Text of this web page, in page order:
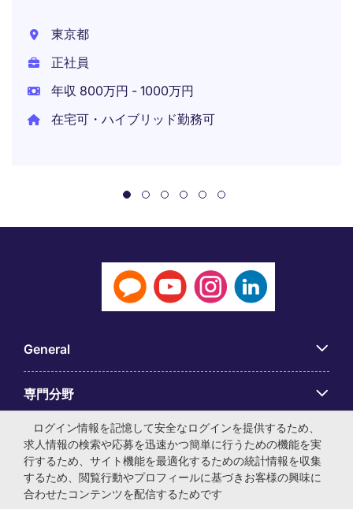
東京都
正社員
年収 800万円 - 1000万円
在宅可・ハイブリッド勤務可
General
専門分野
アプリ
Employer Centre
ログイン情報を記憶して安全なログインを提供するため、
求人情報の検索や応募を迅速かつ簡単に行うための機能を実
行するため、サイト機能を最適化するための統計情報を収集
するため、閲覧行動やプロフィールに基づきお客様の興味に
合わせたコンテンツを配信するためです